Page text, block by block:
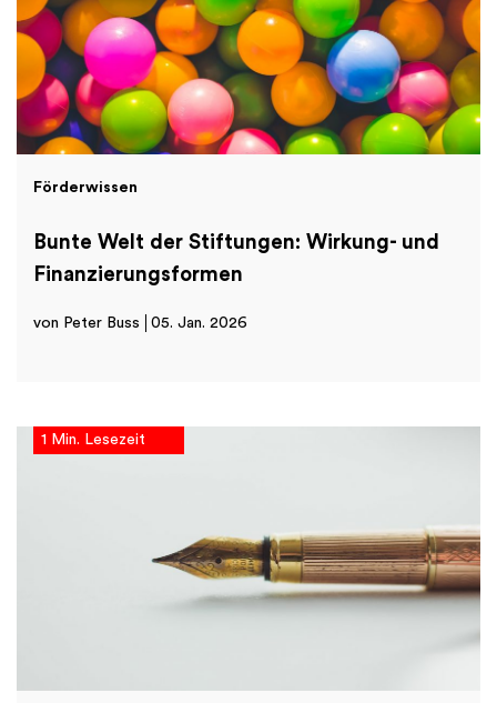
Förderwissen
Bunte Welt der Stiftungen: Wirkung- und
Finanzierungsformen
von Peter Buss 05. Jan. 2026
1 Min. Lesezeit